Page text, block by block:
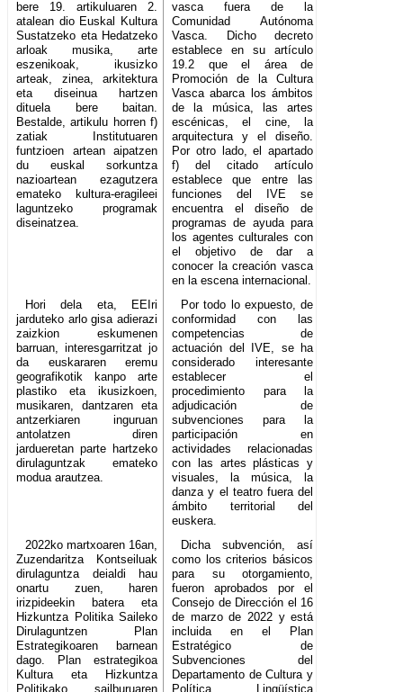
bere 19. artikuluaren 2.
atalean dio Euskal Kultura
Sustatzeko eta Hedatzeko
arloak musika, arte
eszenikoak, ikusizko
arteak, zinea, arkitektura
eta diseinua hartzen
dituela bere baitan.
Bestalde, artikulu horren f)
zatiak Institutuaren
funtzioen artean aipatzen
du euskal sorkuntza
nazioartean ezagutzera
emateko kultura-eragileei
laguntzeko programak
diseinatzea.
vasca fuera de la
Comunidad Autónoma
Vasca. Dicho decreto
establece en su artículo
19.2 que el área de
Promoción de la Cultura
Vasca abarca los ámbitos
de la música, las artes
escénicas, el cine, la
arquitectura y el diseño.
Por otro lado, el apartado
f) del citado artículo
establece que entre las
funciones del IVE se
encuentra el diseño de
programas de ayuda para
los agentes culturales con
el objetivo de dar a
conocer la creación vasca
en la escena internacional.
Hori dela eta, EEIri
jarduteko arlo gisa adierazi
zaizkion eskumenen
barruan, interesgarritzat jo
da euskararen eremu
geografikotik kanpo arte
plastiko eta ikusizkoen,
musikaren, dantzaren eta
antzerkiaren inguruan
antolatzen diren
jardueretan parte hartzeko
dirulaguntzak emateko
modua arautzea.
Por todo lo expuesto, de
conformidad con las
competencias de
actuación del IVE, se ha
considerado interesante
establecer el
procedimiento para la
adjudicación de
subvenciones para la
participación en
actividades relacionadas
con las artes plásticas y
visuales, la música, la
danza y el teatro fuera del
ámbito territorial del
euskera.
2022ko martxoaren 16an,
Zuzendaritza Kontseiluak
dirulaguntza deialdi hau
onartu zuen, haren
irizpideekin batera eta
Hizkuntza Politika Saileko
Dirulaguntzen Plan
Estrategikoaren barnean
dago. Plan estrategikoa
Kultura eta Hizkuntza
Politikako sailburuaren
Dicha subvención, así
como los criterios básicos
para su otorgamiento,
fueron aprobados por el
Consejo de Dirección el 16
de marzo de 2022 y está
incluida en el Plan
Estratégico de
Subvenciones del
Departamento de Cultura y
Política Lingüística